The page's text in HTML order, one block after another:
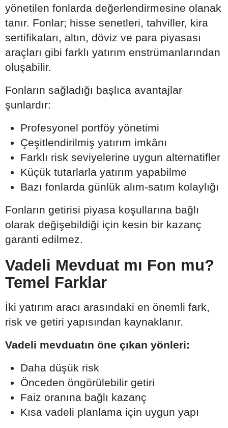
yönetilen fonlarda değerlendirmesine olanak
tanır. Fonlar; hisse senetleri, tahviller, kira
sertifikaları, altın, döviz ve para piyasası
araçları gibi farklı yatırım enstrümanlarından
oluşabilir.
Fonların sağladığı başlıca avantajlar
şunlardır:
Profesyonel portföy yönetimi
Çeşitlendirilmiş yatırım imkânı
Farklı risk seviyelerine uygun alternatifler
Küçük tutarlarla yatırım yapabilme
Bazı fonlarda günlük alım-satım kolaylığı
Fonların getirisi piyasa koşullarına bağlı
olarak değişebildiği için kesin bir kazanç
garanti edilmez.
Vadeli Mevduat mı Fon mu?
Temel Farklar
İki yatırım aracı arasındaki en önemli fark,
risk ve getiri yapısından kaynaklanır.
Vadeli mevduatın öne çıkan yönleri:
Daha düşük risk
Önceden öngörülebilir getiri
Faiz oranına bağlı kazanç
Kısa vadeli planlama için uygun yapı